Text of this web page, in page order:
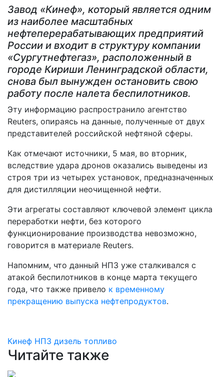
Завод «Кинеф», который является одним
из наиболее масштабных
нефтеперерабатывающих предприятий
России и входит в структуру компании
«Сургутнефтегаз», расположенный в
городе Кириши Ленинградской области,
снова был вынужден остановить свою
работу после налета беспилотников.
Эту информацию распространило агентство
Reuters, опираясь на данные, полученные от двух
представителей российской нефтяной сферы.
Как отмечают источники, 5 мая, во вторник,
вследствие удара дронов оказались выведены из
строя три из четырех установок, предназначенных
для дистилляции неочищенной нефти.
Эти агрегаты составляют ключевой элемент цикла
переработки нефти, без которого
функционирование производства невозможно,
говорится в материале Reuters.
Напомним, что данный НПЗ уже сталкивался с
атакой беспилотников в конце марта текущего
года, что также привело к временному
прекращению выпуска нефтепродуктов.
Кинеф НПЗ дизель топливо
Читайте также